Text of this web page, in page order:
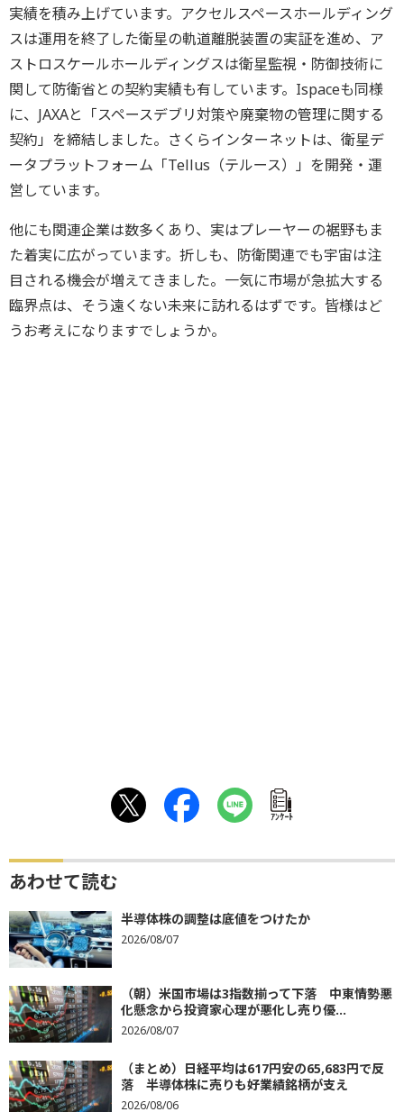
実績を積み上げています。アクセルスペースホールディング
スは運用を終了した衛星の軌道離脱装置の実証を進め、ア
ストロスケールホールディングスは衛星監視・防御技術に
関して防衛省との契約実績も有しています。Ispaceも同様
に、JAXAと「スペースデブリ対策や廃棄物の管理に関する
契約」を締結しました。さくらインターネットは、衛星デ
ータプラットフォーム「Tellus（テルース）」を開発・運
営しています。
他にも関連企業は数多くあり、実はプレーヤーの裾野もま
た着実に広がっています。折しも、防衛関連でも宇宙は注
目される機会が増えてきました。一気に市場が急拡大する
臨界点は、そう遠くない未来に訪れるはずです。皆様はど
うお考えになりますでしょうか。
ｱﾝｹｰﾄ
あわせて読む
半導体株の調整は底値をつけたか
2026/08/07
（朝）米国市場は3指数揃って下落 中東情勢悪
化懸念から投資家心理が悪化し売り優...
2026/08/07
（まとめ）日経平均は617円安の65,683円で反
落 半導体株に売りも好業績銘柄が支え
2026/08/06